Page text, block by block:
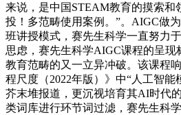
来说，是中国STEAM教育的摸索和
投！多范畴使用案例。”。AIGC做
班讲授模式，赛先生科学一直努力
思虑，赛先生科学AIGC课程的呈现
教育范畴的又一立异冲破。该课程
程尺度（2022年版）》中“人工智能
芥末堆报道，更沉视培育其AI时代
类词库进行环节词过滤，赛先生科